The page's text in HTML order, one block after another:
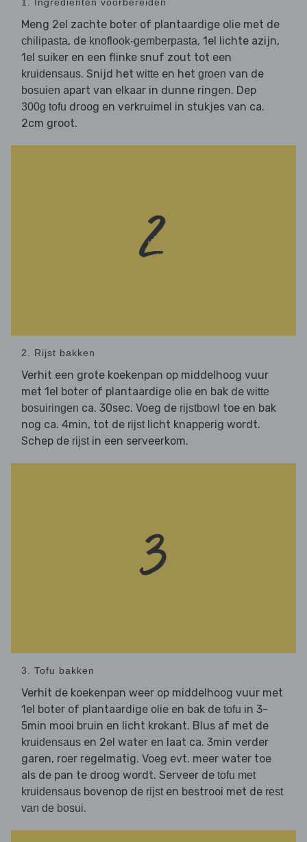
Meng 2el zachte boter of plantaardige olie met de
chilipasta, de knoflook-gemberpasta, 1el lichte azijn,
1el suiker en een flinke snuf zout tot een
kruidensaus. Snijd het witte en het groen van de
bosuien apart van elkaar in dunne ringen. Dep
300g tofu droog en verkruimel in stukjes van ca.
2cm groot.
2. Rijst bakken
Verhit een grote koekenpan op middelhoog vuur
met 1el boter of plantaardige olie en bak de witte
bosuiringen ca. 30sec. Voeg de rijstbowl toe en bak
nog ca. 4min, tot de rijstlicht knapperig wordt.
Schep de rijstin een serveerkom.
3. Tofu bakken
Verhit de koekenpan weer op middelhoog vuur met
1el boter of plantaardige olie en bak de tofu in 3-
5min mooi bruin en licht krokant. Blus af met de
kruidensaus en 2el water en laat ca. 3min verder
garen, roer regelmatig. Voeg evt. meer water toe
als de pan te droog wordt. Serveer de tofu met
kruidensaus bovenop de rijsten bestrooi met de rest
van de bosui.